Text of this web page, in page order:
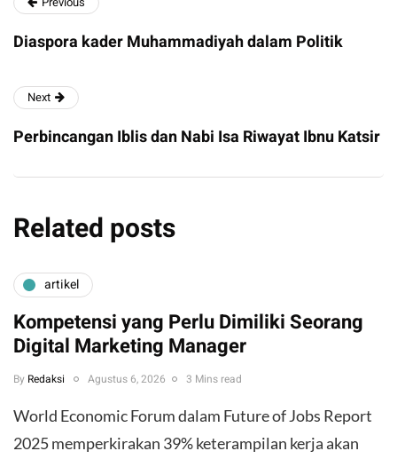
Diaspora kader Muhammadiyah dalam Politik
Next
Perbincangan Iblis dan Nabi Isa Riwayat Ibnu Katsir
Related posts
artikel
Kompetensi yang Perlu Dimiliki Seorang
Digital Marketing Manager
By Redaksi Agustus 6, 2026 3 Mins read
World Economic Forum dalam Future of Jobs Report
2025 memperkirakan 39% keterampilan kerja akan